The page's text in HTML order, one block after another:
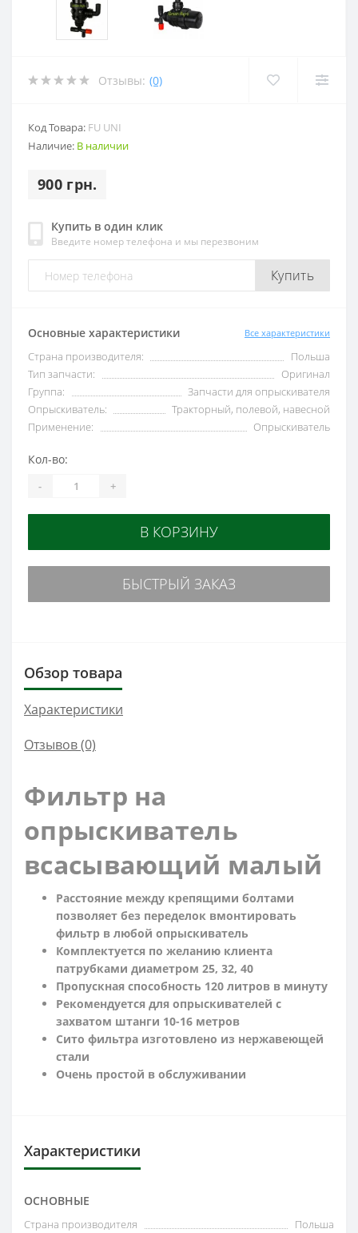
Отзывы: (0)
Код Товара: FU UNI
Наличие: В наличии
900 грн.
Купить в один клик
Введите номер телефона и мы перезвоним
Купить
Основные характеристики Все характеристики
Страна производителя:
Польша
Тип запчасти:
Оригинал
Группа:
Запчасти для опрыскивателя
Опрыскиватель:
Тракторный, полевой, навесной
Применение:
Опрыскиватель
Кол-во:
- +
В КОРЗИНУ
БЫСТРЫЙ ЗАКАЗ
Обзор товара
Характеристики
Отзывов (0)
Фильтр на
опрыскиватель
всасывающий малый
Расстояние между крепящими болтами
позволяет без переделок вмонтировать
фильтр в любой опрыскиватель
Комплектуется по желанию клиента
патрубками диаметром 25, 32, 40
Пропускная способность 120 литров в минуту
Рекомендуется для опрыскивателей с
захватом штанги 10-16 метров
Сито фильтра изготовлено из нержавеющей
стали
Очень простой в обслуживании
Характеристики
ОСНОВНЫЕ
Страна производителя
Польша